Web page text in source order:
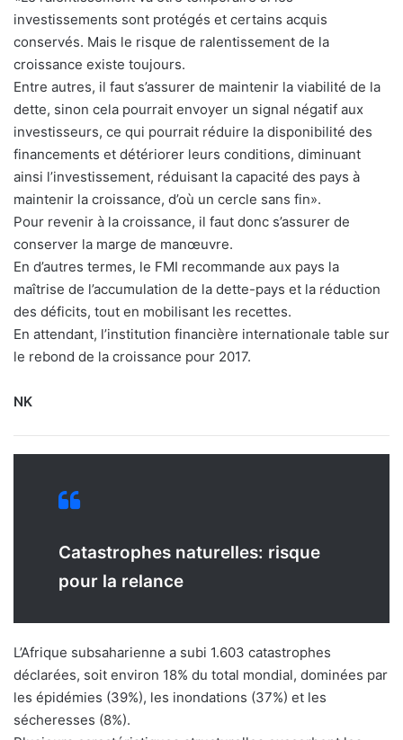
investissements sont protégés et certains acquis
conservés. Mais le risque de ralentissement de la
croissance existe toujours.
Entre autres, il faut s’assurer de maintenir la viabilité de la
dette, sinon cela pourrait envoyer un signal négatif aux
investisseurs, ce qui pourrait réduire la disponibilité des
financements et détériorer leurs conditions, diminuant
ainsi l’investissement, réduisant la capacité des pays à
maintenir la croissance, d’où un cercle sans fin».
Pour revenir à la croissance, il faut donc s’assurer de
conserver la marge de manœuvre.
En d’autres termes, le FMI recommande aux pays la
maîtrise de l’accumulation de la dette-pays et la réduction
des déficits, tout en mobilisant les recettes.
En attendant, l’institution financière internationale table sur
le rebond de la croissance pour 2017.
NK
Catastrophes naturelles: risque
pour la relance
L’Afrique subsaharienne a subi 1.603 catastrophes
déclarées, soit environ 18% du total mondial, dominées par
les épidémies (39%), les inondations (37%) et les
sécheresses (8%).